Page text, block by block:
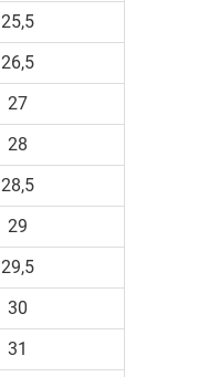
25,5
26,5
27
28
28,5
29
29,5
30
31